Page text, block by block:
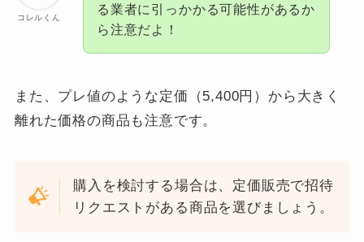
コレルくん
る業者に引っかかる可能性があるか
ら注意だよ！
また、プレ値のような定価（5,400円）から大きく
離れた価格の商品も注意です。
購入を検討する場合は、定価販売で招待
リクエストがある商品を選びましょう。